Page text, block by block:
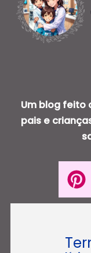
Um blog feito
pais e